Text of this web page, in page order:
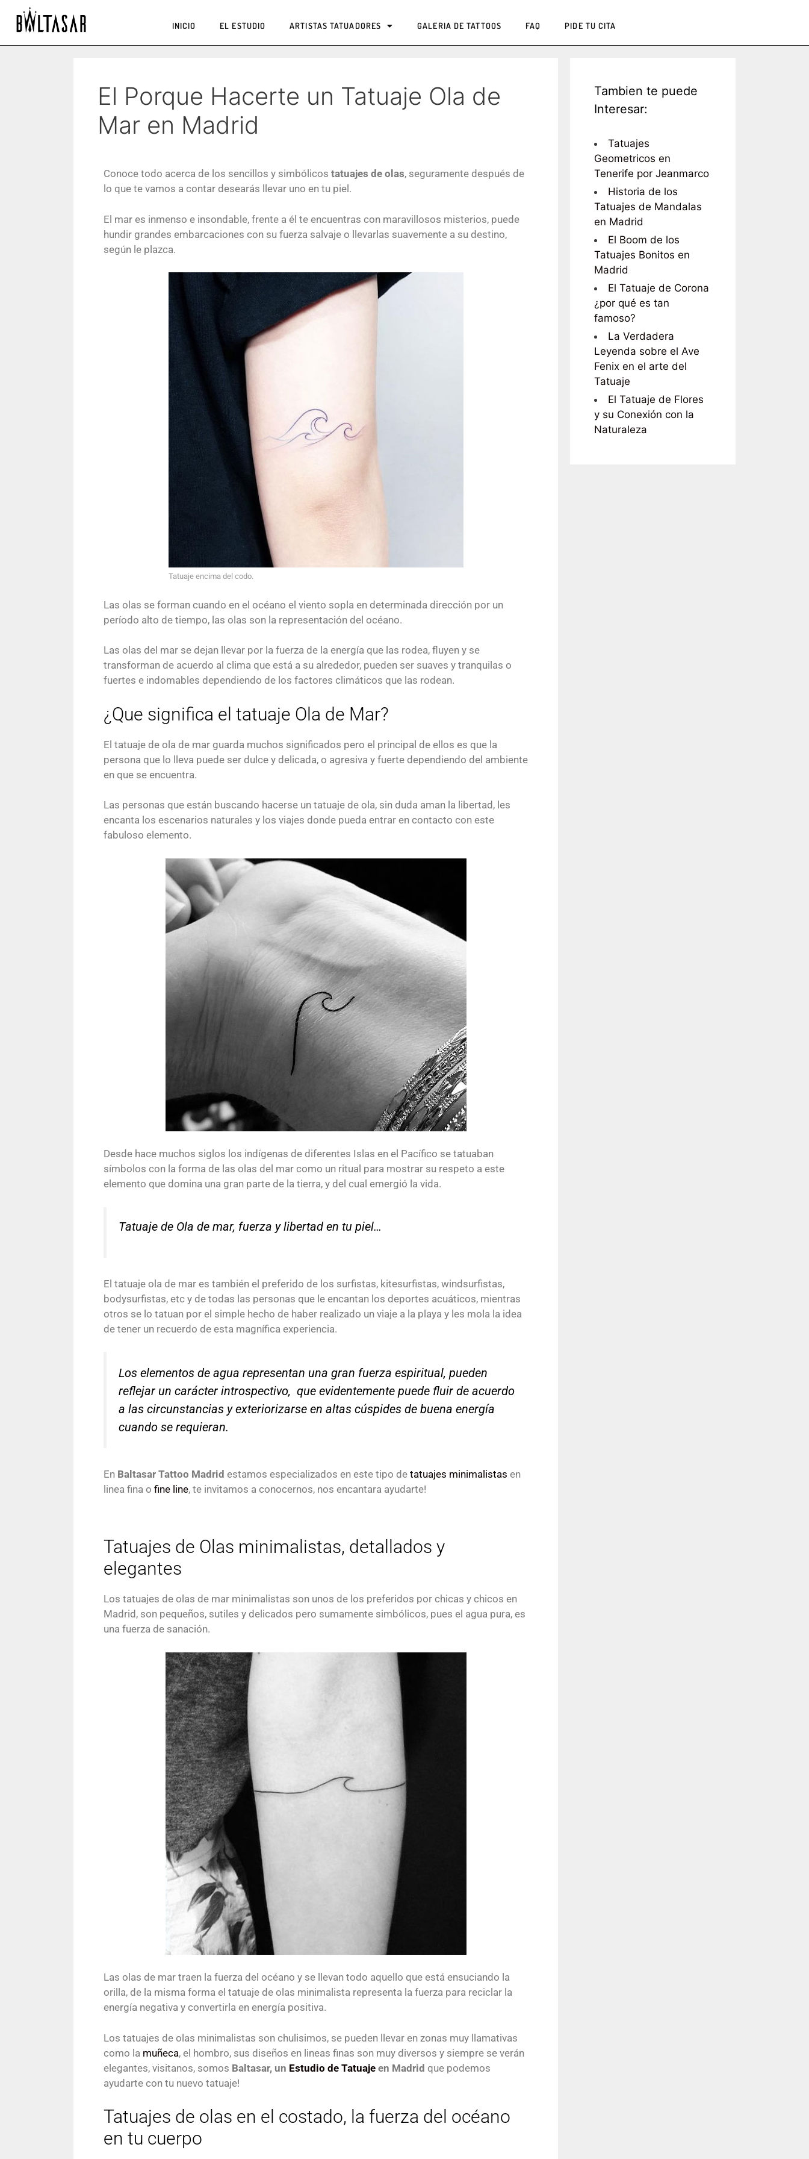
INICIO EL ESTUDIO ARTISTAS TATUADORES GALERIA DE TATTOOS FAQ PIDE TU CITA
El Porque Hacerte un Tatuaje Ola de
Mar en Madrid
Conoce todo acerca de los sencillos y simbólicos tatuajes de olas, seguramente después de
lo que te vamos a contar desearás llevar uno en tu piel.
El mar es inmenso e insondable, frente a él te encuentras con maravillosos misterios, puede
hundir grandes embarcaciones con su fuerza salvaje o llevarlas suavemente a su destino,
según le plazca.
Tatuaje encima del codo.
Las olas se forman cuando en el océano el viento sopla en determinada dirección por un
período alto de tiempo, las olas son la representación del océano.
Las olas del mar se dejan llevar por la fuerza de la energía que las rodea, fluyen y se
transforman de acuerdo al clima que está a su alrededor, pueden ser suaves y tranquilas o
fuertes e indomables dependiendo de los factores climáticos que las rodean.
¿Que significa el tatuaje Ola de Mar?
El tatuaje de ola de mar guarda muchos significados pero el principal de ellos es que la
persona que lo lleva puede ser dulce y delicada, o agresiva y fuerte dependiendo del ambiente
en que se encuentra.
Las personas que están buscando hacerse un tatuaje de ola, sin duda aman la libertad, les
encanta los escenarios naturales y los viajes donde pueda entrar en contacto con este
fabuloso elemento.
Desde hace muchos siglos los indígenas de diferentes Islas en el Pacífico se tatuaban
símbolos con la forma de las olas del mar como un ritual para mostrar su respeto a este
elemento que domina una gran parte de la tierra, y del cual emergió la vida.
Tatuaje de Ola de mar, fuerza y libertad en tu piel…
El tatuaje ola de mar es también el preferido de los surfistas, kitesurfistas, windsurfistas,
bodysurfistas, etc y de todas las personas que le encantan los deportes acuáticos, mientras
otros se lo tatuan por el simple hecho de haber realizado un viaje a la playa y les mola la idea
de tener un recuerdo de esta magnífica experiencia.
Los elementos de agua representan una gran fuerza espiritual, pueden
reflejar un carácter introspectivo, que evidentemente puede fluir de acuerdo
a las circunstancias y exteriorizarse en altas cúspides de buena energía
cuando se requieran.
En Baltasar Tattoo Madrid estamos especializados en este tipo de tatuajes minimalistas en
linea fina o fine line, te invitamos a conocernos, nos encantara ayudarte!
Tatuajes de Olas minimalistas, detallados y
elegantes
Los tatuajes de olas de mar minimalistas son unos de los preferidos por chicas y chicos en
Madrid, son pequeños, sutiles y delicados pero sumamente simbólicos, pues el agua pura, es
una fuerza de sanación.
Las olas de mar traen la fuerza del océano y se llevan todo aquello que está ensuciando la
orilla, de la misma forma el tatuaje de olas minimalista representa la fuerza para reciclar la
energía negativa y convertirla en energía positiva.
Los tatuajes de olas minimalistas son chulisimos, se pueden llevar en zonas muy llamativas
como la muñeca, el hombro, sus diseños en lineas finas son muy diversos y siempre se verán
elegantes, visitanos, somos Baltasar, un Estudio de Tatuaje en Madrid que podemos
ayudarte con tu nuevo tatuaje!
Tatuajes de olas en el costado, la fuerza del océano
en tu cuerpo
Tambien te puede
Interesar:
Tatuajes
Geometricos en
Tenerife por Jeanmarco
Historia de los
Tatuajes de Mandalas
en Madrid
El Boom de los
Tatuajes Bonitos en
Madrid
El Tatuaje de Corona
¿por qué es tan
famoso?
La Verdadera
Leyenda sobre el Ave
Fenix en el arte del
Tatuaje
El Tatuaje de Flores
y su Conexión con la
Naturaleza